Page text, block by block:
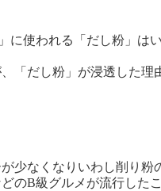
使われる「だし粉」は
「だし粉」が浸透した理
少なくなりいわし削り粉
のB級グルメが流行した